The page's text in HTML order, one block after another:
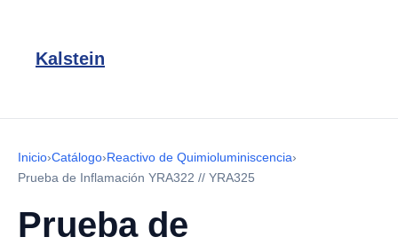
Kalstein
Inicio›Catálogo›Reactivo de Quimioluminiscencia›
Prueba de Inflamación YRA322 // YRA325
Prueba de